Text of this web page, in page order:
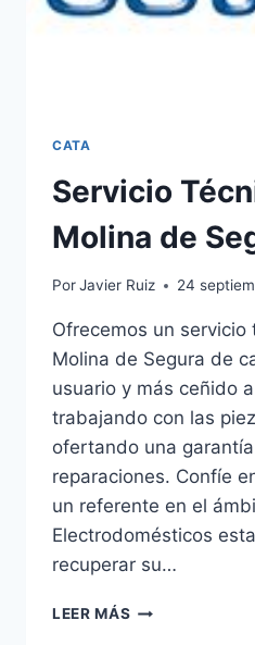
CATA
Servicio
Molina de
PorJavier Ruiz 24
Ofrecemos un servicio
Molina de Segura de
usuario y más ceñido
trabajando con las
ofertando una
reparaciones. Confíe
un referente en el
Electrodomésticos
recuperar su…
LEER MÁS SERVICIO